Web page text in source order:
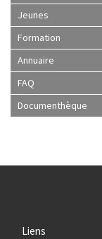
Jeunes
Formation
Annuaire
FAQ
Documenthèque
Liens